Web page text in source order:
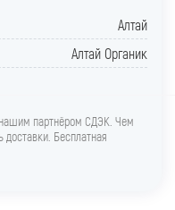
Алтай
Алтай Органик
нашим партнёром СДЭК. Чем
Бесплатная